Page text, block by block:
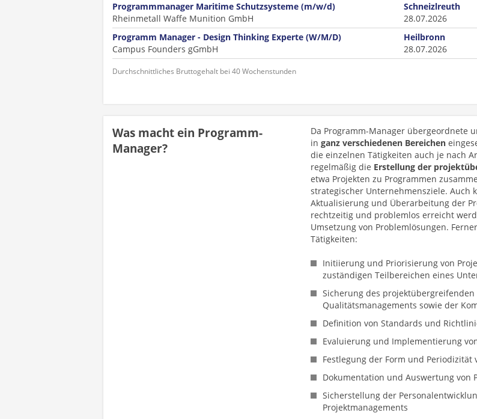
Programmmanager Maritime Schutzsysteme (m/w/d)
Rheinmetall Waffe Munition GmbH
Schneizlreuth
28.07.2026
Programm Manager - Design Thinking Experte (W/M/D)
Campus Founders gGmbH
Heilbronn
28.07.2026
Durchschnittliches Bruttogehalt bei 40 Wochenstunden
Was macht ein Programm-
Manager?
Da Programm-Manager übergeordnete
in ganz verschiedenen Bereichen
die einzelnen Tätigkeiten auch je nach
regelmäßig die Erstellung der
etwa Projekten zu Programmen
strategischer Unternehmensziele. Auch
Aktualisierung und Überarbeitung der
rechtzeitig und problemlos erreicht
Umsetzung von Problemlösungen.
Tätigkeiten:
Initiierung und Priorisierung von
zuständigen Teilbereichen eines
Sicherung des
Qualitätsmanagements sowie der
Definition von Standards und
Evaluierung und Implementierung
Festlegung der Form und
Dokumentation und Auswertung von
Sicherstellung der
Projektmanagements